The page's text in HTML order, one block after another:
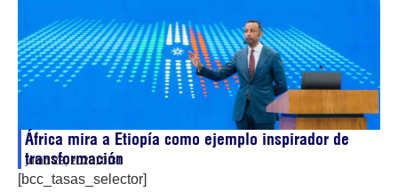
África mira a Etiopía como ejemplo inspirador de
transformación
junio 23, 202610:31
[bcc_tasas_selector]